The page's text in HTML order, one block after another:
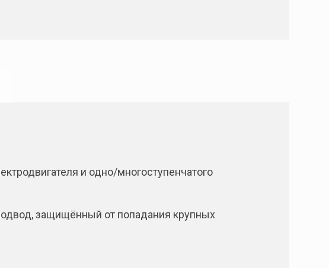
и одно/многоступенчатого
защищённый от попадания крупных